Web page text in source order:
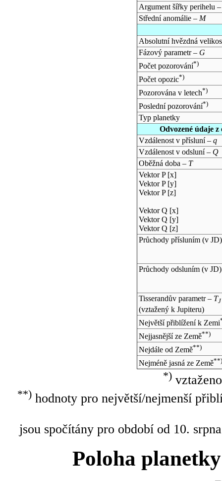
Argument šířky perihelu
Střední anomálie – M
Absolutní hvězdná
Fázový parametr – G
Počet pozorování*)
Počet opozic*)
Pozorována v letech*)
Poslední pozorování*)
Typ planetky
Odvozené údaje
Vzdálenost v přísluní – q
Vzdálenost v odsluní – Q
Oběžná doba – T
Vektor P [x]
Vektor P [y]
Vektor P [z]
Vektor Q [x]
Vektor Q [y]
Vektor Q [z]
Průchody přísluním (v JD)
Průchody odsluním (v JD)
Tisserandův parametr – TJ
(vztažený k Jupiteru)
Největší přiblížení k Zemi
Nejjasnější ze Země**)
Nejdále od Země**)
Nejméně jasná ze Země**)
*)
**)hodnoty pro největší/nejmenší
jsou spočítány pro období od 10.
Poloha